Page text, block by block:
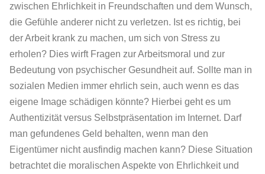
zwischen Ehrlichkeit in Freundschaften und dem Wunsch,
die Gefühle anderer nicht zu verletzen. Ist es richtig, bei
der Arbeit krank zu machen, um sich von Stress zu
erholen? Dies wirft Fragen zur Arbeitsmoral und zur
Bedeutung von psychischer Gesundheit auf. Sollte man in
sozialen Medien immer ehrlich sein, auch wenn es das
eigene Image schädigen könnte? Hierbei geht es um
Authentizität versus Selbstpräsentation im Internet. Darf
man gefundenes Geld behalten, wenn man den
Eigentümer nicht ausfindig machen kann? Diese Situation
betrachtet die moralischen Aspekte von Ehrlichkeit und